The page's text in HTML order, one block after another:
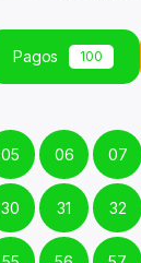
Pagos 100
05 06 07
30 31 32